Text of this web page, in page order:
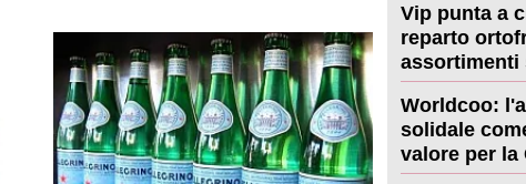
Vip punta a
reparto
assortimenti
Worldcoo:
solidale
valore per la